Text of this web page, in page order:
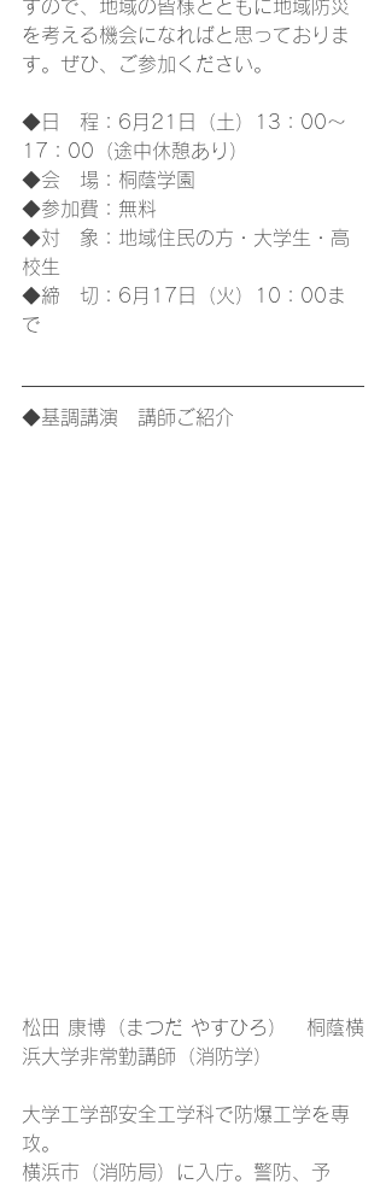
すので、地域の皆様とともに地域防災
を考える機会になればと思っておりま
す。ぜひ、ご参加ください。
◆日　程：6月21日（土）13：00～
17：00（途中休憩あり）
◆会　場：桐蔭学園
◆参加費：無料
◆対　象：地域住民の方・大学生・高
校生
◆締　切：6月17日（火）10：00ま
で
◆基調講演　講師ご紹介
松田 康博（まつだ やすひろ）　桐蔭横
浜大学非常勤講師（消防学）
大学工学部安全工学科で防爆工学を専
攻。
横浜市（消防局）に入庁。警防、予